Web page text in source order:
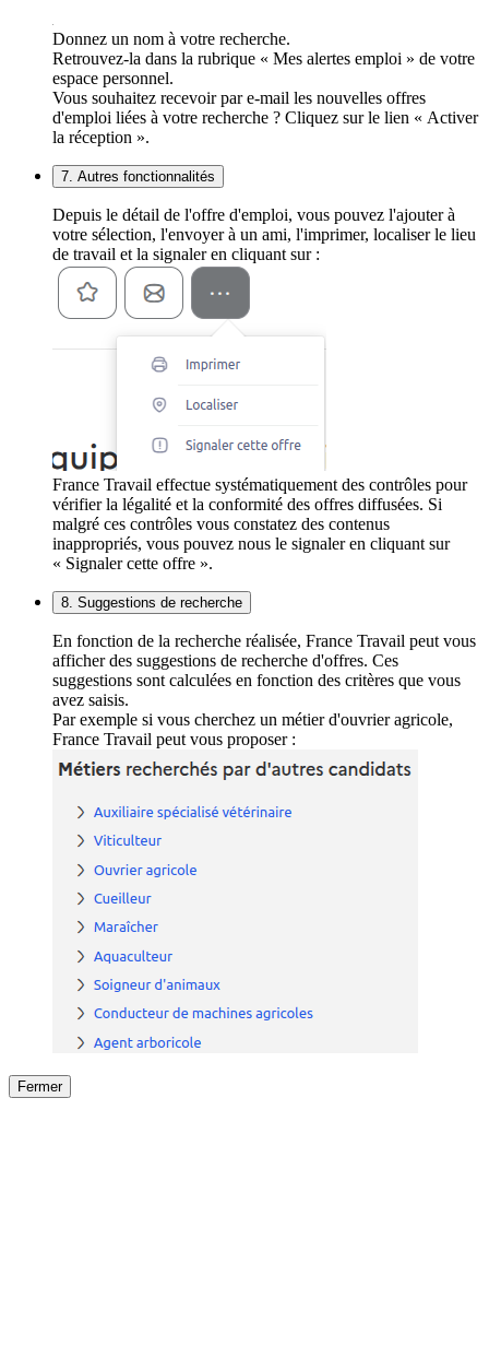
Donnez un nom à votre recherche.
Retrouvez-la dans la rubrique « Mes alertes emploi » de votre
espace personnel.
Vous souhaitez recevoir par e-mail les nouvelles offres
d'emploi liées à votre recherche ? Cliquez sur le lien « Activer
la réception ».
7. Autres fonctionnalités
Depuis le détail de l'offre d'emploi, vous pouvez l'ajouter à
votre sélection, l'envoyer à un ami, l'imprimer, localiser le lieu
de travail et la signaler en cliquant sur :
France Travail effectue systématiquement des contrôles pour
vérifier la légalité et la conformité des offres diffusées. Si
malgré ces contrôles vous constatez des contenus
inappropriés, vous pouvez nous le signaler en cliquant sur
« Signaler cette offre ».
8. Suggestions de recherche
En fonction de la recherche réalisée, France Travail peut vous
afficher des suggestions de recherche d'offres. Ces
suggestions sont calculées en fonction des critères que vous
avez saisis.
Par exemple si vous cherchez un métier d'ouvrier agricole,
France Travail peut vous proposer :
Fermer